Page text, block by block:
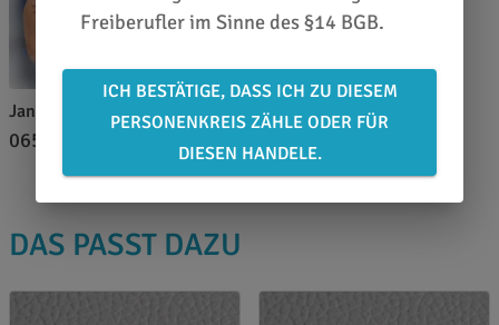
Jan Wiedemann
0651 46 27 79 80
DAS PASST DAZU
Freiberufler im Sinne des §14 BGB.
ICH BESTÄTIGE, DASS ICH ZU DIESEM
PERSONENKREIS ZÄHLE ODER FÜR
DIESEN HANDELE.